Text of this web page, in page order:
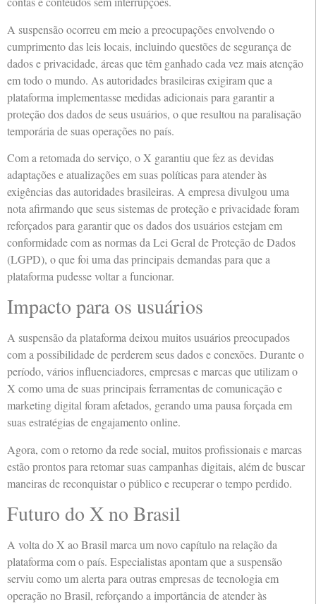
A suspensão ocorreu em meio a preocupações envolvendo o
cumprimento das leis locais, incluindo questões de segurança de
dados e privacidade, áreas que têm ganhado cada vez mais atenção
em todo o mundo. As autoridades brasileiras exigiram que a
plataforma implementasse medidas adicionais para garantir a
proteção dos dados de seus usuários, o que resultou na paralisação
temporária de suas operações no país.
Com a retomada do serviço, o X garantiu que fez as devidas
adaptações e atualizações em suas políticas para atender às
exigências das autoridades brasileiras. A empresa divulgou uma
nota afirmando que seus sistemas de proteção e privacidade foram
reforçados para garantir que os dados dos usuários estejam em
conformidade com as normas da Lei Geral de Proteção de Dados
(LGPD), o que foi uma das principais demandas para que a
plataforma pudesse voltar a funcionar.
Impacto para os usuários
A suspensão da plataforma deixou muitos usuários preocupados
com a possibilidade de perderem seus dados e conexões. Durante o
período, vários influenciadores, empresas e marcas que utilizam o
X como uma de suas principais ferramentas de comunicação e
marketing digital foram afetados, gerando uma pausa forçada em
suas estratégias de engajamento online.
Agora, com o retorno da rede social, muitos profissionais e marcas
estão prontos para retomar suas campanhas digitais, além de buscar
maneiras de reconquistar o público e recuperar o tempo perdido.
Futuro do X no Brasil
A volta do X ao Brasil marca um novo capítulo na relação da
plataforma com o país. Especialistas apontam que a suspensão
serviu como um alerta para outras empresas de tecnologia em
operação no Brasil, reforçando a importância de atender às